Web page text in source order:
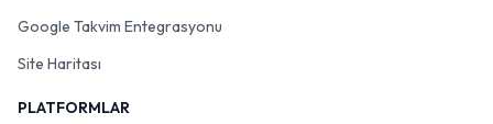
Google Takvim Entegrasyonu
Site Haritası
PLATFORMLAR